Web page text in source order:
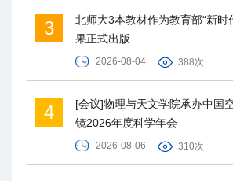
3
北师大3本教材作为教育部“新时
果正式出版
2026-08-04 388次
4
[会议]物理与天文学院承办中国
镜2026年度科学年会
2026-08-06 310次